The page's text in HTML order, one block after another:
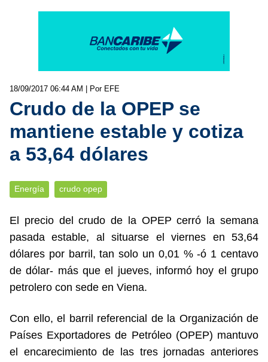
18/09/2017 06:44 AM | Por EFE
Crudo de la OPEP se
mantiene estable y cotiza
a 53,64 dólares
Energía crudo opep
El precio del crudo de la OPEP cerró la semana
pasada estable, al situarse el viernes en 53,64
dólares por barril, tan solo un 0,01 % -ó 1 centavo
de dólar- más que el jueves, informó hoy el grupo
petrolero con sede en Viena.
Con ello, el barril referencial de la Organización de
Países Exportadores de Petróleo (OPEP) mantuvo
el encarecimiento de las tres jornadas anteriores